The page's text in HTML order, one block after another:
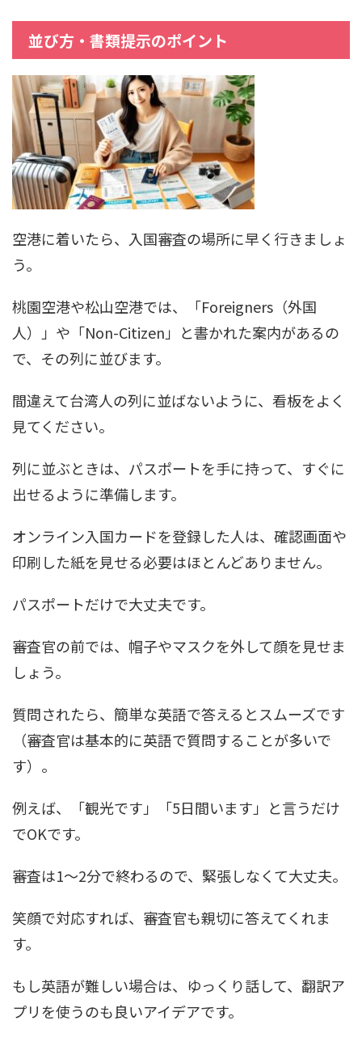
並び方・書類提示のポイント
空港に着いたら、入国審査の場所に早く行きましょ
う。
桃園空港や松山空港では、「Foreigners（外国
人）」や「Non-Citizen」と書かれた案内があるの
で、その列に並びます。
間違えて台湾人の列に並ばないように、看板をよく
見てください。
列に並ぶときは、パスポートを手に持って、すぐに
出せるように準備します。
オンライン入国カードを登録した人は、確認画面や
印刷した紙を見せる必要はほとんどありません。
パスポートだけで大丈夫です。
審査官の前では、帽子やマスクを外して顔を見せま
しょう。
質問されたら、簡単な英語で答えるとスムーズです
（審査官は基本的に英語で質問することが多いで
す）。
例えば、「観光です」「5日間います」と言うだけ
でOKです。
審査は1～2分で終わるので、緊張しなくて大丈夫。
笑顔で対応すれば、審査官も親切に答えてくれま
す。
もし英語が難しい場合は、ゆっくり話して、翻訳ア
プリを使うのも良いアイデアです。